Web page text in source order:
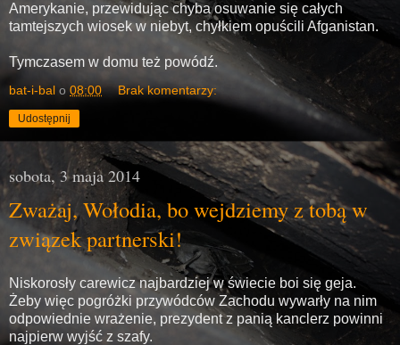
Amerykanie, przewidując chyba osuwanie się całych
tamtejszych wiosek w niebyt, chyłkiem opuścili Afganistan.
Tymczasem w domu też powódź.
bat-i-bal o 08:00 Brak komentarzy:
Udostępnij
sobota, 3 maja 2014
Zważaj, Wołodia, bo wejdziemy z tobą w
związek partnerski!
Niskorosły carewicz najbardziej w świecie boi się geja.
Żeby więc pogróżki przywódców Zachodu wywarły na nim
odpowiednie wrażenie, prezydent z panią kanclerz powinni
najpierw wyjść z szafy.